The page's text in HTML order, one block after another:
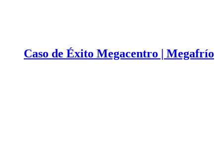
Caso de Éxito Megacentro | Megafrío